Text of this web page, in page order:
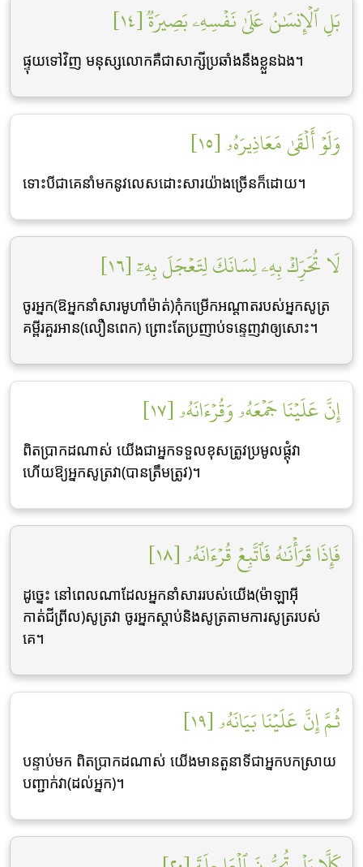
بَلِ ٱلۡإِنسَٰنُ عَلَىٰ نَفۡسِهِۦ بَصِيرَةٞ [١٤]
ផ្ទុយទៅវិញ មនុស្សលោកគឺជាសាក្សីប្រឆាំងនឹងខ្លួនឯង។
وَلَوۡ أَلۡقَىٰ مَعَاذِيرَهُۥ [١٥]
ទោះបីជាគេនាំមកនូវលេសដោះសារយ៉ាងច្រើនក៏ដោយ។
لَا تُحَرِّكۡ بِهِۦ لِسَانَكَ لِتَعۡجَلَ بِهِۦٓ [١٦]
ចូរអ្នក(ឱអ្នកនាំសារមូហាំម៉ាត់)កុំកម្រើកអណ្តាតរបស់អ្នកសូត្រ
គម្ពីរគួរអាន(លឿនពេក) ព្រោះតែប្រញាប់ទន្ទេញវាឲ្យសោះ។
إِنَّ عَلَيۡنَا جَمۡعَهُۥ وَقُرۡءَانَهُۥ [١٧]
ពិតប្រាកដណាស់ យើងជាអ្នកទទួលខុសត្រូវប្រមូលផ្តុំវា
ហើយឱ្យអ្នកសូត្រវា(បានត្រឹមត្រូវ)។
فَإِذَا قَرَأۡنَٰهُ فَٱتَّبِعۡ قُرۡءَانَهُۥ [١٨]
ដូច្នេះ នៅពេលណាដែលអ្នកនាំសាររបស់យើង(ម៉ាឡាអ៊ី
កាត់ជីព្រីល)សូត្រវា ចូរអ្នកស្តាប់និងសូត្រតាមការសូត្ររបស់
គេ។
ثُمَّ إِنَّ عَلَيۡنَا بَيَانَهُۥ [١٩]
បន្ទាប់មក ពិតប្រាកដណាស់ យើងមានតួនាទីជាអ្នកបកស្រាយ
បញ្ជាក់វា(ដល់អ្នក)។